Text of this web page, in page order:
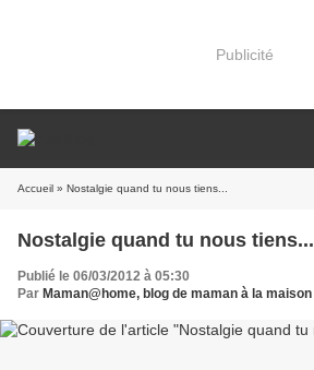
Publicité
Accueil » Nostalgie quand tu nous tiens...
Nostalgie quand tu nous tiens...
Publié le 06/03/2012 à 05:30
Par Maman@home, blog de maman à la maison